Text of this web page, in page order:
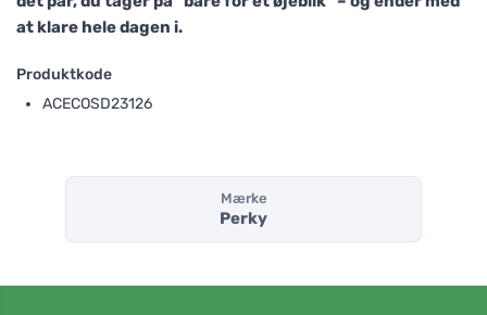
at klare hele dagen i.
Produktkode
ACECOSD23126
Mærke
Perky